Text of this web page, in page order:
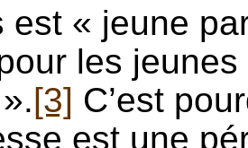
est « jeune
les
[3] C’est
est une